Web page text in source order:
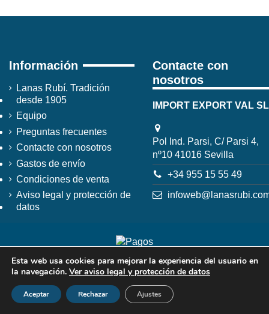
Información
Lanas Rubí. Tradición
desde 1905
Equipo
Preguntas frecuentes
Contacte con nosotros
Gastos de envío
Condiciones de venta
Aviso legal y protección de
datos
Contacte con
nosotros
IMPORT EXPORT VAL SL
Pol Ind. Parsi, C/ Parsi 4,
nº10 41016 Sevilla
+34 955 15 55 49
Esta web usa cookies para mejorar la experiencia del usuario en
la navegación. Ver aviso legal y protección de datos
Aceptar Rechazar Ajustes